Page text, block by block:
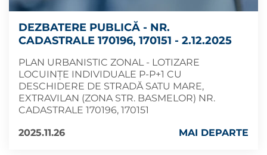
DEZBATERE PUBLICĂ - NR.
CADASTRALE 170196, 170151 - 2.12.2025
PLAN URBANISTIC ZONAL - LOTIZARE
LOCUINȚE INDIVIDUALE P-P+1 CU
DESCHIDERE DE STRADĂ SATU MARE,
EXTRAVILAN (ZONA STR. BASMELOR) NR.
CADASTRALE 170196, 170151
2025.11.26
MAI DEPARTE